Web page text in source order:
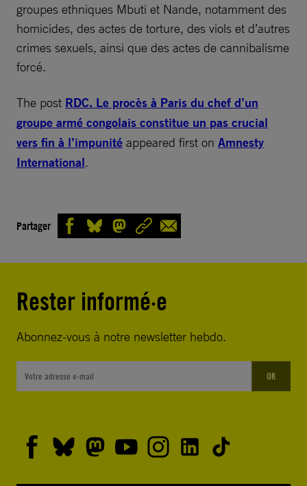
groupes ethniques Mbuti et Nande, notamment des
homicides, des actes de torture, des viols et d’autres
crimes sexuels, ainsi que des actes de cannibalisme
forcé.
The post RDC. Le procès à Paris du chef d’un
groupe armé congolais constitue un pas crucial
vers fin à l’impunité appeared first on Amnesty
International.
Partager
Rester informé·e
Abonnez-vous à notre newsletter hebdo.
OK